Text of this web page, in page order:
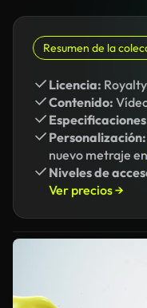
Resumen de la
Licencia:
Contenido:
Personalización:
nuevo metraje en
Niveles de
Ver precios →